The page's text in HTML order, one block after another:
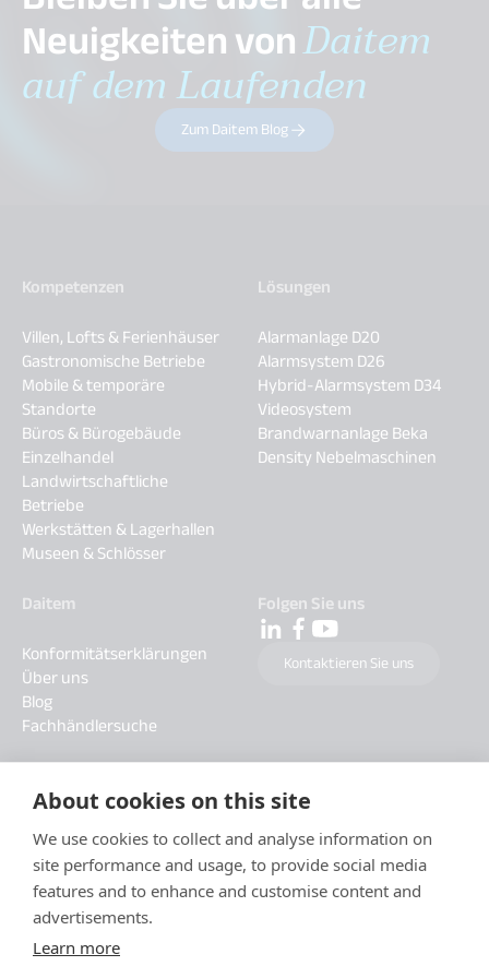
About cookies on this site
We use cookies to collect and analyse information on
site performance and usage, to provide social media
features and to enhance and customise content and
advertisements.
Learn more
Neuigkeiten vonDaitem
auf dem Laufenden
Zum Daitem Blog
Kompetenzen
Villen, Lofts & Ferienhäuser
Gastronomische Betriebe
Mobile & temporäre
Standorte
Büros & Bürogebäude
Einzelhandel
Landwirtschaftliche
Betriebe
Werkstätten & Lagerhallen
Museen & Schlösser
Lösungen
Alarmanlage D20
Alarmsystem D26
Hybrid-Alarmsystem D34
Videosystem
Brandwarnanlage Beka
Density Nebelmaschinen
Daitem
Konformitätserklärungen
Über uns
Blog
Fachhändlersuche
Folgen Sie uns
Kontaktieren Sie uns